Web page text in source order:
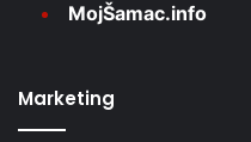
MojŠamac.info
Marketing